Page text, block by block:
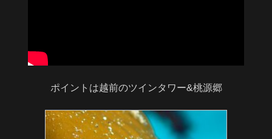
ポイントは越前のツインタワー&桃源郷